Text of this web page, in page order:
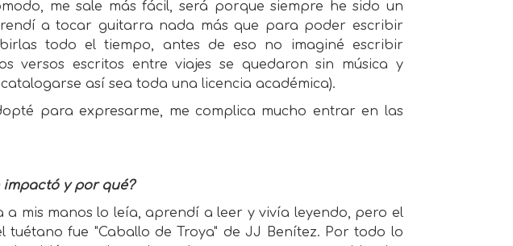
me sale más fácil, será porque siempre he sido un
a tocar guitarra nada más que para poder escribir
todo el tiempo, antes de eso no imaginé escribir
versos escritos entre viajes se quedaron sin música y
así sea toda una licencia académica).
para expresarme, me complica mucho entrar en las
y por qué?
a mis manos lo leía, aprendí a leer y vivía leyendo, pero el
fue "Caballo de Troya" de JJ Benítez. Por todo lo